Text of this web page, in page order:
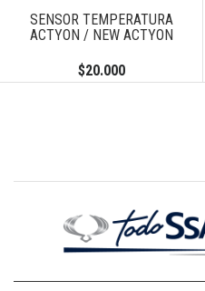
SENSOR TEMPERATURA
ACTYON / NEW ACTYON
$20.000